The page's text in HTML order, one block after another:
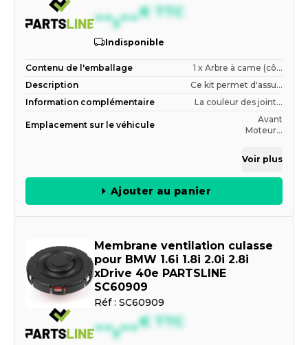
--,--€ TTC
Indisponible
Contenu de l'emballage
1 x Arbre à came (cô...
Description
Ce kit permet d'assu...
Information complémentaire
La couleur des joint...
Emplacement sur le véhicule
Avant
Moteur...
Voir plus
Ajouter au panier
Membrane ventilation culasse
pour BMW 1.6i 1.8i 2.0i 2.8i
xDrive 40e PARTSLINE
SC60909
Réf : SC60909
--,--€ TTC